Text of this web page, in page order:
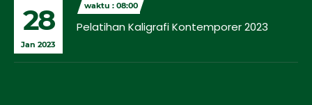
28
Jan 2023
waktu : 08:00
Pelatihan Kaligrafi Kontemporer 2023